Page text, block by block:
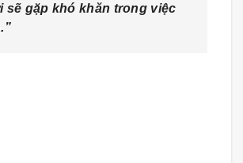
sẽ gặp khó khăn trong việc